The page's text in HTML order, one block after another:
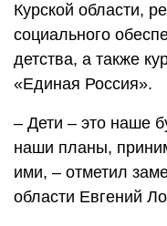
Курской области,
социального
детства, а также
«Единая Россия».
– Дети – это наше
наши планы,
ими, – отметил
области Евгений